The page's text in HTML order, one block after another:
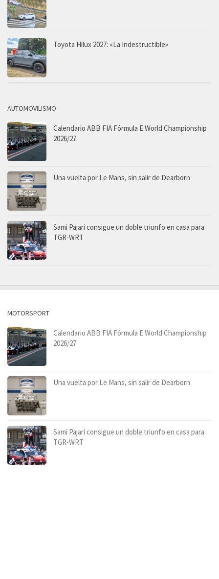
Toyota Hilux 2027: «La Indestructible»
AUTOMOVILISMO
Calendario ABB FIA Fórmula E World Championship
2026/27
Una vuelta por Le Mans, sin salir de Dearborn
Sami Pajari consigue un doble triunfo en casa para
TGR-WRT
MOTORSPORT
Calendario ABB FIA Fórmula E World Championship
2026/27
Una vuelta por Le Mans, sin salir de Dearborn
Sami Pajari consigue un doble triunfo en casa para
TGR-WRT